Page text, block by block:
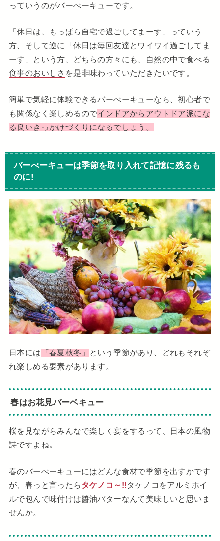
っていうのがバーべーキューです。
「休日は、もっぱら自宅で過ごしてまーす」っていう
方、そして逆に「休日は毎回友達とワイワイ過ごしてま
ーす」という方、どちらの方々にも、
自然の中で食べる
食事のおいしさ を是非味わっていただきたいです。
簡単で気軽に体験できるバーべーキューなら、初心者で
も関係なく楽しめるのでインドアからアウトドア派にな
る良いきっかけづくりになるでしょう。
バーべーキューは季節を取り入れて記憶に残るも
のに!
日本には 「春夏秋冬」
という季節があり、どれもそれぞ
れ楽しめる要素があります。
春はお花見バーベキュー
桜を見ながらみんなで楽しく宴をするって、日本の風物
詩ですよね。
春のバーべーキューにはどんな食材で季節を出すかです
が、春っと言ったら タケノコ～!!タケノコをアルミホイ
ルで包んで味付けは醬油バターなんて美味しいと思いま
せんか。